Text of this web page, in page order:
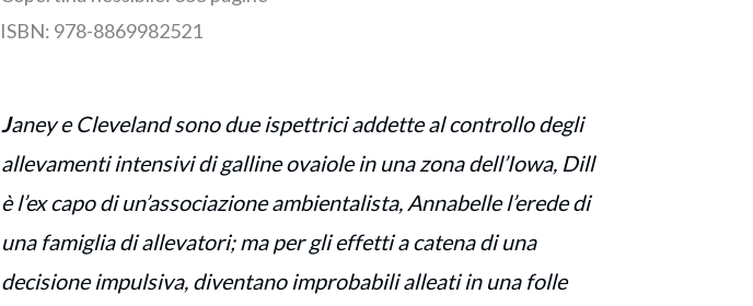
ISBN‏: ‎978-8869982521
Janey e Cleveland sono due ispettrici addette al controllo degli
allevamenti intensivi di galline ovaiole in una zona dell’Iowa, Dill
è l’ex capo di un’associazione ambientalista, Annabelle l’erede di
una famiglia di allevatori; ma per gli effetti a catena di una
decisione impulsiva, diventano improbabili alleati in una folle